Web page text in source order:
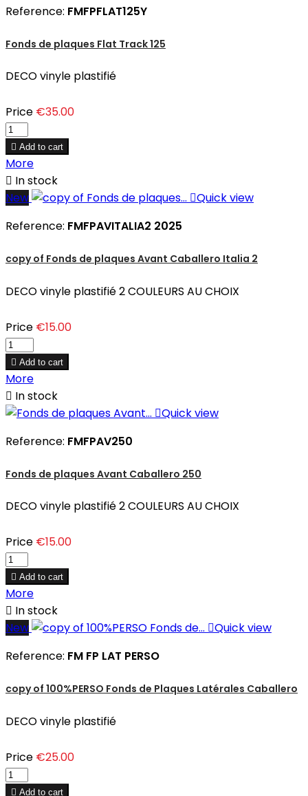
Reference: FMFPFLAT125Y
Fonds de plaques Flat Track 125
DECO vinyle plastifié
Price €35.00
 Add to cart
More
 In stock
New
Quick view
Reference: FMFPAVITALIA2 2025
copy of Fonds de plaques Avant Caballero Italia 2
DECO vinyle plastifié 2 COULEURS AU CHOIX
Price €15.00
 Add to cart
More
 In stock
Quick view
Reference: FMFPAV250
Fonds de plaques Avant Caballero 250
DECO vinyle plastifié 2 COULEURS AU CHOIX
Price €15.00
 Add to cart
More
 In stock
New
Quick view
Reference: FM FP LAT PERSO
copy of 100%PERSO Fonds de Plaques Latérales Caballero
DECO vinyle plastifié
Price €25.00
 Add to cart